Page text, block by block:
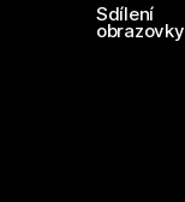
Sdílení
obrazovky